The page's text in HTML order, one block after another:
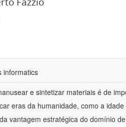
informatics
e sintetizar materiais é de
eras da humanidade, como a
vantagem estratégica do domínio